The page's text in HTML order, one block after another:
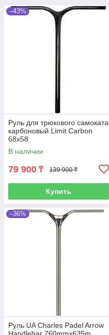
–43%
Руль для трюкового самоката
карбоновый Limit Carbon
68x58
В наличии
79 900 ₸ 139 900 ₸
Купить
–36%
Руль UA Charles Padel Arrow